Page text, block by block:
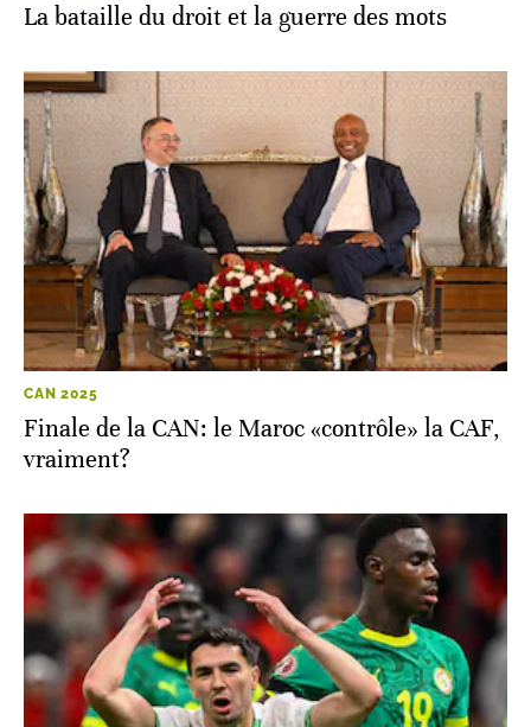
La bataille du droit et la guerre des mots
CAN 2025
Finale de la CAN: le Maroc «contrôle» la CAF,
vraiment?